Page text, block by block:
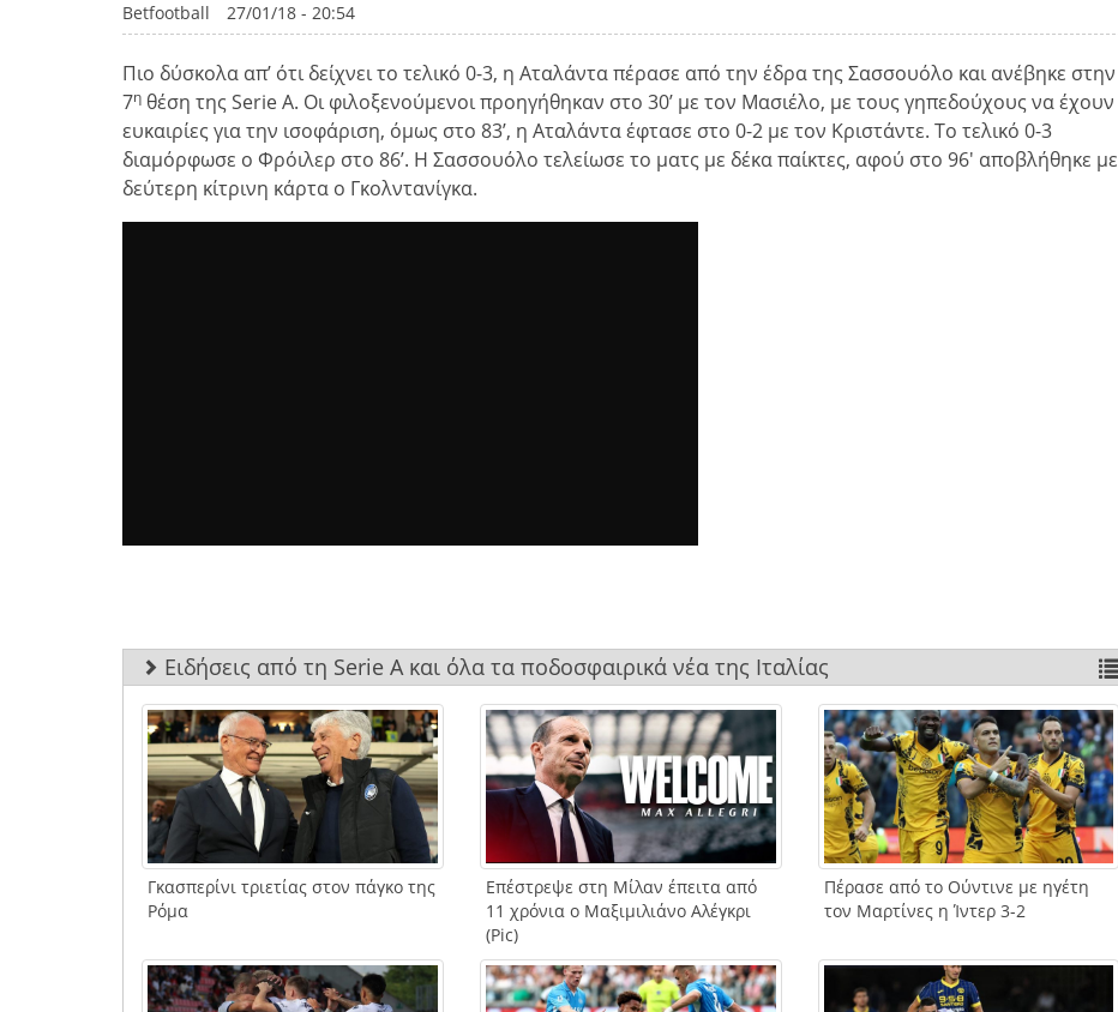
Betfootball 27/01/18 - 20:54
Πιο δύσκολα απ’ ότι δείχνει το τελικό 0-3, η Αταλάντα πέρασε από την έδρα της Σασσουόλο και ανέβηκε στην
7η θέση της Serie A. Οι φιλοξενούμενοι προηγήθηκαν στο 30’ με τον Μασιέλο, με τους γηπεδούχους να έχουν
ευκαιρίες για την ισοφάριση, όμως στο 83’, η Αταλάντα έφτασε στο 0-2 με τον Κριστάντε. Το τελικό 0-3
διαμόρφωσε ο Φρόιλερ στο 86’. Η Σασσουόλο τελείωσε το ματς με δέκα παίκτες, αφού στο 96′ αποβλήθηκε με
δεύτερη κίτρινη κάρτα ο Γκολντανίγκα.
Ειδήσεις από τη Serie A και όλα τα ποδοσφαιρικά νέα της Ιταλίας
Γκασπερίνι τριετίας στον πάγκο της
Ρόμα
Επέστρεψε στη Μίλαν έπειτα από
11 χρόνια ο Μαξιμιλιάνο Αλέγκρι
(Pic)
Πέρασε από το Ούντινε με ηγέτη
τον Μαρτίνες η Ίντερ 3-2